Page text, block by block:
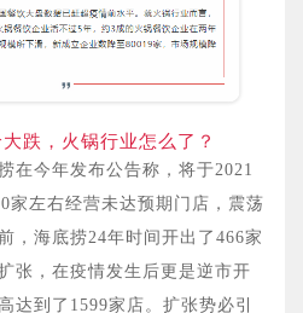
跌，火锅行业怎么了？
在今年发布公告称，将于2021
家左右经营未达预期门店，震荡
，海底捞24年时间开出了466家
张，在疫情发生后更是逆市开
达到了1599家店。扩张势必引